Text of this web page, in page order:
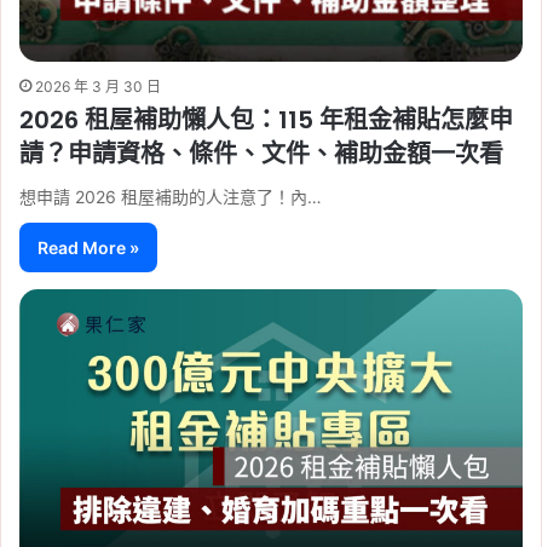
2026 年 3 月 30 日
2026 租屋補助懶人包：115 年租金補貼怎麼申
請？申請資格、條件、文件、補助金額一次看
想申請 2026 租屋補助的人注意了！內…
Read More »